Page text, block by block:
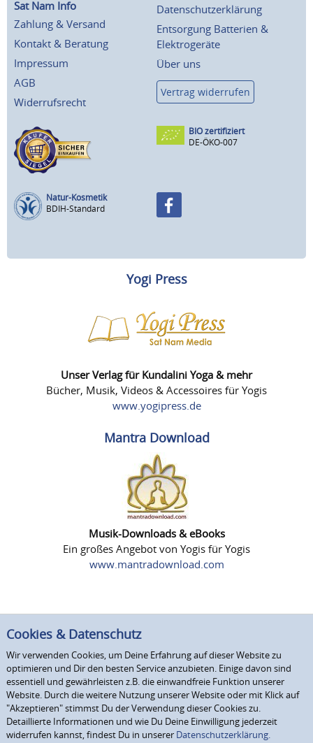
Sat Nam Info
Zahlung & Versand
Kontakt & Beratung
Impressum
AGB
Widerrufsrecht
Datenschutzerklärung
Entsorgung Batterien &
Elektrogeräte
Über uns
Vertrag widerrufen
BIO zertifiziert
DE-ÖKO-007
Natur-Kosmetik
BDIH-Standard
Yogi Press
Unser Verlag für Kundalini Yoga & mehr
Bücher, Musik, Videos & Accessoires für Yogis
www.yogipress.de
Mantra Download
Musik-Downloads & eBooks
Ein großes Angebot von Yogis für Yogis
www.mantradownload.com
Cookies & Datenschutz
Wir verwenden Cookies, um Deine Erfahrung auf dieser Website zu
optimieren und Dir den besten Service anzubieten. Einige davon sind
essentiell und gewährleisten z.B. die einwandfreie Funktion unserer
Website. Durch die weitere Nutzung unserer Website oder mit Klick auf
"Akzeptieren" stimmst Du der Verwendung dieser Cookies zu.
Detaillierte Informationen und wie Du Deine Einwilligung jederzeit
widerrufen kannst, findest Du in unserer Datenschutzerklärung.